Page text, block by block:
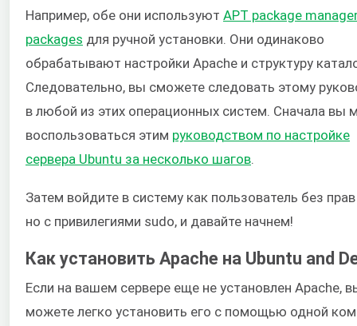
Например, обе они используют APT package
packages для ручной установки. Они одинаково
обрабатывают настройки Apache и структуру
Следовательно, вы сможете следовать этому
в любой из этих операционных систем. Сначала вы
воспользоваться этим руководством по настройке
сервера Ubuntu за несколько шагов
Затем войдите в систему как пользователь без
но с привилегиями sudo, и давайте начнем!
Как установить Apache на Ubuntu and
Если на вашем сервере еще не установлен Apache,
можете легко установить его с помощью одной